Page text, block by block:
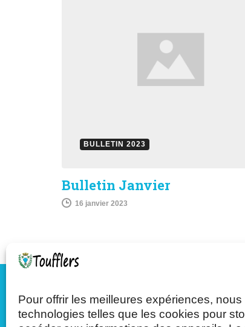
Pour offrir les meilleures expériences,
technologies telles que les cookies pour
BULLETIN 2023
Bulletin Janvier
16 janvier 2023
Mairie de Toufflers